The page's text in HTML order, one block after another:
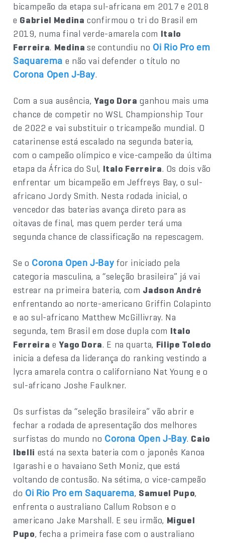
bicampeão da etapa sul-africana em 2017 e 2018
e Gabriel Medina confirmou o tri do Brasil em
2019, numa final verde-amarela com Italo
Ferreira. Medinase contundiu no Oi Rio Pro em
Saquarema e não vai defender o título no
Corona Open J-Bay.
Com a sua ausência,Yago Dora ganhou mais uma
chance de competir no WSL Championship Tour
de 2022 e vai substituir o tricampeão mundial. O
catarinense está escalado na segunda bateria,
com o campeão olímpico e vice-campeão da última
etapa da África do Sul, Italo Ferreira. Os dois vão
enfrentar um bicampeão em Jeffreys Bay, o sul-
africano Jordy Smith. Nesta rodada inicial, o
vencedor das baterias avança direto para as
oitavas de final, mas quem perder terá uma
segunda chance de classificação na repescagem.
Se o Corona Open J-Bay for iniciado pela
categoria masculina, a “seleção brasileira” já vai
estrear na primeira bateria, com Jadson André
enfrentando ao norte-americano Griffin Colapinto
e ao sul-africano Matthew McGillivray. Na
segunda, tem Brasil em dose dupla com Italo
Ferreira eYago Dora. E na quarta, Filipe Toledo
inicia a defesa da liderança do ranking vestindo a
lycra amarela contra o californiano Nat Young e o
sul-africano Joshe Faulkner.
Os surfistas da “seleção brasileira” vão abrir e
fechar a rodada de apresentação dos melhores
surfistas do mundo no Corona Open J-Bay. Caio
Ibelli está na sexta bateria com o japonês Kanoa
Igarashi e o havaiano Seth Moniz, que está
voltando de contusão. Na sétima, o vice-campeão
do Oi Rio Pro em Saquarema, Samuel Pupo,
enfrenta o australiano Callum Robson e o
americano Jake Marshall. E seu irmão, Miguel
Pupo, fecha a primeira fase com o australiano